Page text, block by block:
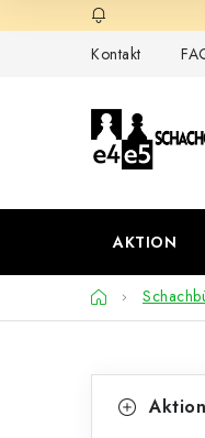
Inhalt
Kontakt
AKTION
Startseite
überspringen
a
Aktion